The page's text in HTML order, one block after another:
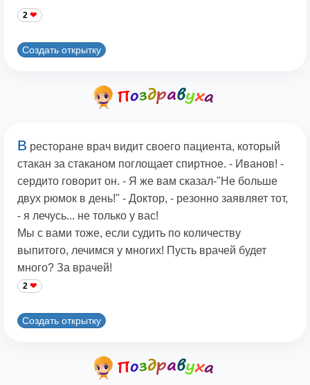
2
Создать открытку
В ресторане врач видит своего пациента, который
стакан за стаканом поглощает спиртное. - Иванов! -
сердито говорит он. - Я же вам сказал-"Не больше
двух рюмок в день!" - Доктор, - резонно заявляет тот,
- я лечусь... не только у вас!
Мы с вами тоже, если судить по количеству
выпитого, лечимся у многих! Пусть врачей будет
много? За врачей!
2
Создать открытку